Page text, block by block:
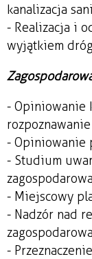
kanalizacja
- Realizacja i
wyjątkiem
- Opiniowanie
- Opiniowanie
- Studium
- Miejscowy
- Nadzór nad
-